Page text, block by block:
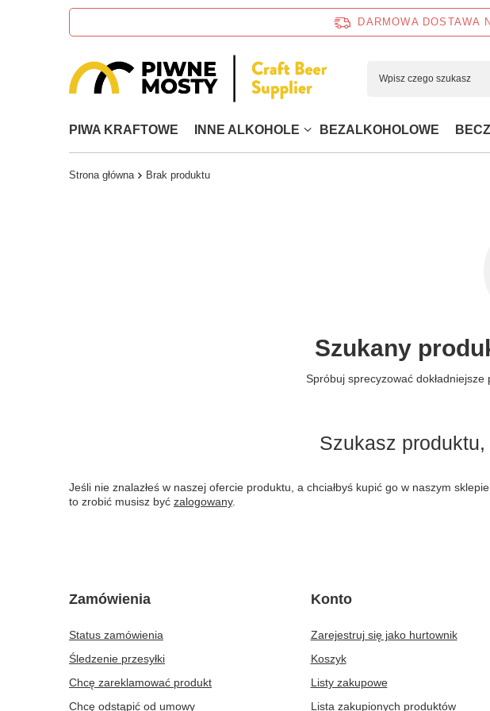
DARMOWA DOSTAWA
PIWA KRAFTOWE INNE ALKOHOLE BEZALKOHOLOWE
Strona główna Brak produktu
Szukany
Spróbuj sprecyzować
Szukasz
Jeśli nie znalazłeś w naszej ofercie produktu, a chciałbyś kupić go w naszym
to zrobić musisz być zalogowany.
Zamówienia
Status zamówienia
Śledzenie przesyłki
Chcę zareklamować produkt
Chcę odstąpić od umowy
Konto
Zarejestruj się jako hurtownik
Koszyk
Listy zakupowe
Lista zakupionych produktów